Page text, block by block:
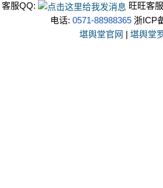
客服QQ:
旺旺客服
电话: 0571-88988365浙ICP
堪舆堂官网 | 堪舆堂